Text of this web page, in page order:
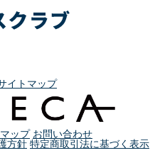
イトマップ
ップ お問い合わせ
方針 特定商取引法に基づく表示